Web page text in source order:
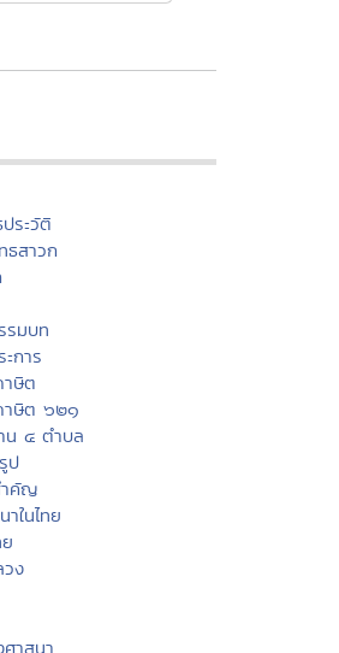
ระวัติ
ธสาวก
รมบท
การ
ษิต
าษิต ๖๒๑
น ๔ ตำบล
ป
ำคัญ
ในไทย
วง
าสนา